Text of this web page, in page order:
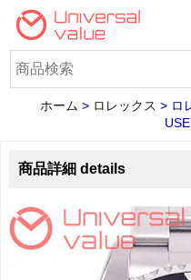
ホーム > ロレックス > ロ
商品詳細 details